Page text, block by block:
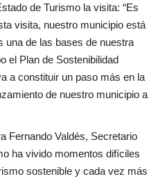
de Turismo la visita: “Es
visita, nuestro municipio está
una de las bases de nuestra
el Plan de Sostenibilidad
a constituir un paso más en la
de nuestro municipio a
Fernando Valdés, Secretario
ha vivido momentos difíciles
sostenible y cada vez más